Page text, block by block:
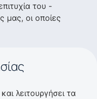
του -
μας, οι οποίες
λειτουργήσει τα